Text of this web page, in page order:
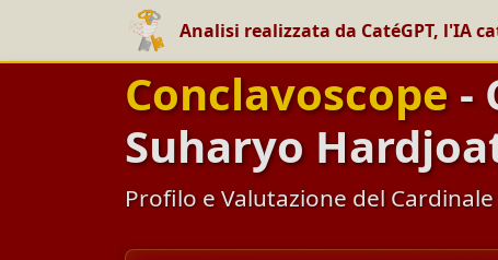
Analisi realizzata da CatéGPT, l'IA
Conclavoscope -
Suharyo
Profilo e Valutazione del Cardinale